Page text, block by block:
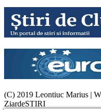
(C) 2019 Leontiuc Marius |
ZiardeSTIRI